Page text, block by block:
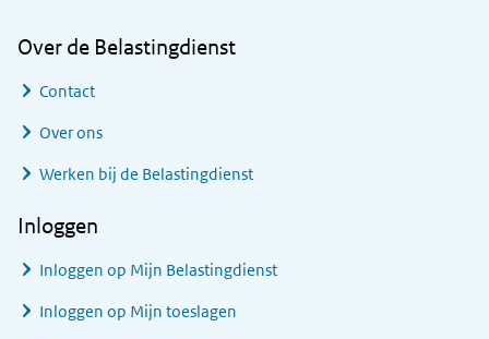
Over de Belastingdienst
Contact
Over ons
Werken bij de Belastingdienst
Inloggen
Inloggen op Mijn Belastingdienst
Inloggen op Mijn toeslagen